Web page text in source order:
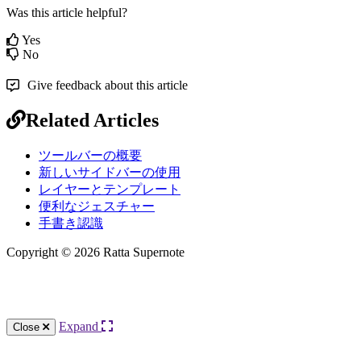
Was this article helpful?
Yes
No
Give feedback about this article
Related Articles
ツールバーの概要
新しいサイドバーの使用
レイヤーとテンプレート
便利なジェスチャー
手書き認識
Copyright © 2026 Ratta Supernote
Close Expand